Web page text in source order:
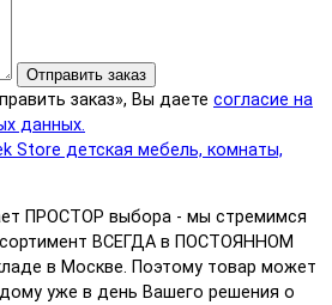
Отправить заказ
заказ», Вы даете согласие на
данных.
ПРОСТОР выбора - мы стремимся
ВСЕГДА в ПОСТОЯННОМ
в Москве. Поэтому товар может
уже в день Вашего решения о